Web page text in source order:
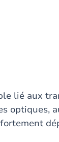
lié aux
optiques,